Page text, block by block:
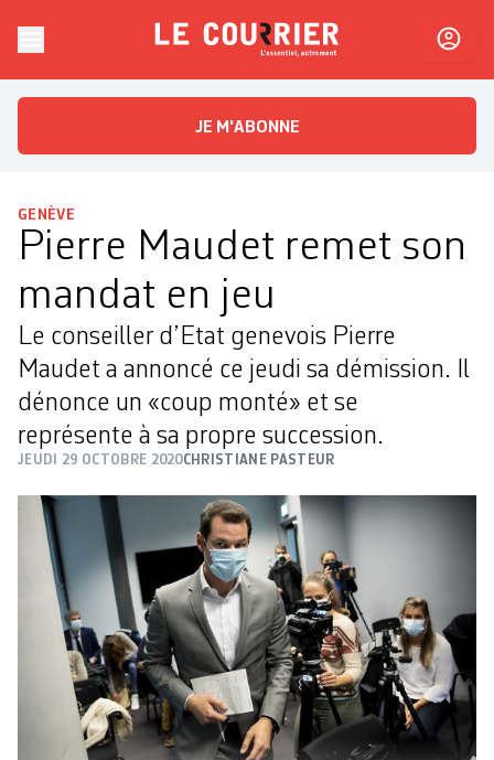
Le CourrierL'essentiel, autrement
JE M'ABONNE
GENÈVE
Pierre Maudet remet son
mandat en jeu
Le conseiller d’Etat genevois Pierre
Maudet a annoncé ce jeudi sa démission. Il
dénonce un «coup monté» et se
représente à sa propre succession.
JEUDI 29 OCTOBRE 2020CHRISTIANE PASTEUR